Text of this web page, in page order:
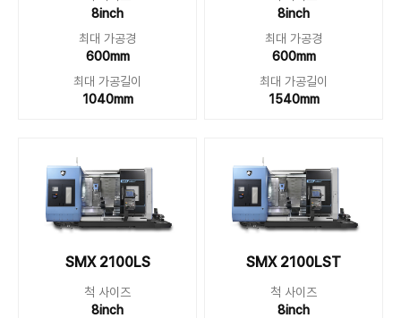
8inch
최대 가공경
600mm
최대 가공길이
1040mm
8inch
최대 가공경
600mm
최대 가공길이
1540mm
SMX 2100LS
척 사이즈
8inch
SMX 2100LST
척 사이즈
8inch